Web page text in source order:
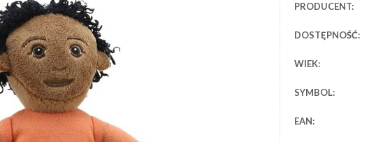
Wzór:
PRODUCENT:
DOSTĘPNOŚĆ:
WIEK:
SYMBOL:
EAN: